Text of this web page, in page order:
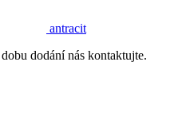
antracit
dodání nás kontaktujte.